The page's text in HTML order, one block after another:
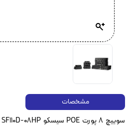
مشخصات